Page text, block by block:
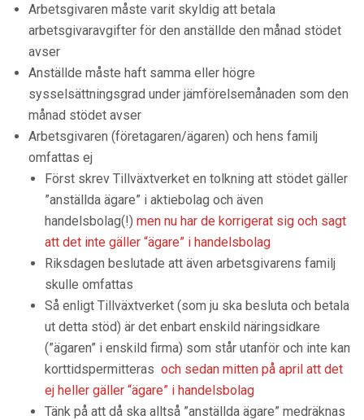
Arbetsgivaren måste varit skyldig att betala
arbetsgivaravgifter för den anställde den månad stödet
avser
Anställde måste haft samma eller högre
sysselsättningsgrad under jämförelsemånaden som den
månad stödet avser
Arbetsgivaren (företagaren/ägaren) och hens familj
omfattas ej
Först skrev Tillväxtverket en tolkning att stödet gäller
”anställda ägare” i aktiebolag och även
handelsbolag(!) men nu har de korrigerat sig och sagt
att det inte gäller “ägare” i handelsbolag
Riksdagen beslutade att även arbetsgivarens familj
skulle omfattas
Så enligt Tillväxtverket (som ju ska besluta och betala
ut detta stöd) är det enbart enskild näringsidkare
(”ägaren” i enskild firma) som står utanför och inte kan
korttidspermitteras och sedan mitten på april att det
ej heller gäller “ägare” i handelsbolag
Tänk på att då ska alltså ”anställda ägare” medräknas